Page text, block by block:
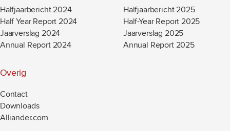
Halfjaarbericht 2024
Half Year Report 2024
Jaarverslag 2024
Annual Report 2024
Halfjaarbericht 2025
Half-Year Report 2025
Jaarverslag 2025
Annual Report 2025
Overig
Contact
Downloads
Alliander.com